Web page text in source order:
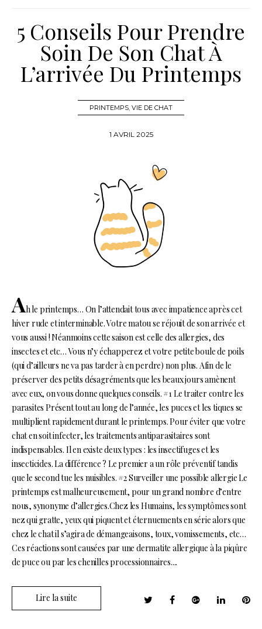
5 Conseils Pour Prendre
Soin De Son Chat À
L’arrivée Du Printemps
PRINTEMPS, VIE DE CHAT
1 AVRIL 2025
Ah le printemps… On l’attendait tous avec impatience après cet
hiver rude et interminable. Votre matou se réjouit de son arrivée et
vous aussi ! Néanmoins cette saison est celle des allergies, des
insectes et etc… Vous n’y échapperez et votre petite boule de poils
(qui d’ailleurs ne va pas tarder à en perdre) non plus. Afin de le
préserver des petits désagréments que les beaux jours amènent
avec eux, on vous donne quelques conseils. #1 Le traiter contre les
parasites Présent tout au long de l’année, les puces et les tiques se
multiplient rapidement durant le printemps. Pour éviter que votre
chat en soit infecter, les traitements antiparasitaires sont
indispensables. Il en existe deux types : les insectifuges et les
insecticides. La différence ? Le premier a un rôle préventif tandis
que le second tue les nuisibles. #2 Surveiller une possible allergie Le
printemps est malheureusement, pour un grand nombre d’entre
nous, synonyme d’allergies.Chez les Humains, les symptômes sont
nez qui gratte, yeux qui piquent et éternuements en série alors que
chez le chat il s’agira de démangeaisons, toux, vomissements, etc…
Ces réactions sont causées par une dermatite allergique à la piqûre
de puce ou par les chenilles processionnaires....
Lire la suite